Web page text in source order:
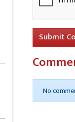
यादव
मौसम भी
कई सभाएं
तीन सभाएं
नेता अब
Submit
No